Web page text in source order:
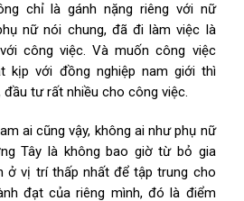
chỉ là gánh nặng riêng với nữ
nữ nói chung, đã đi làm việc là
công việc. Và muốn công việc
kịp với đồng nghiệp nam giới thì
đầu tư rất nhiều cho công việc.
ai cũng vậy, không ai như phụ nữ
Tây là không bao giờ từ bỏ gia
ở vị trí thấp nhất để tập trung cho
đạt của riêng mình, đó là điểm